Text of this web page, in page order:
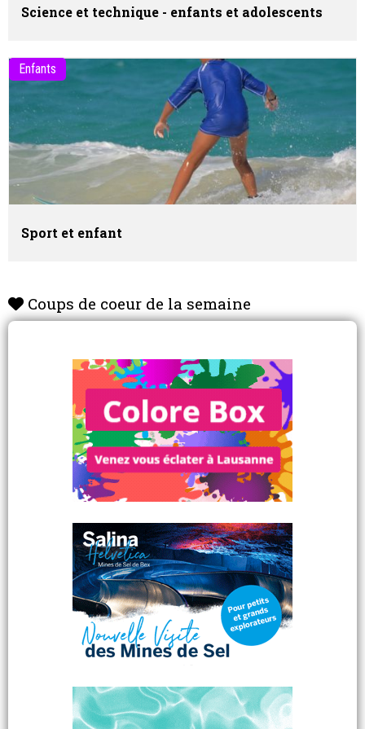
Science et technique - enfants et adolescents
Enfants
Sport et enfant
Coups de coeur de la semaine